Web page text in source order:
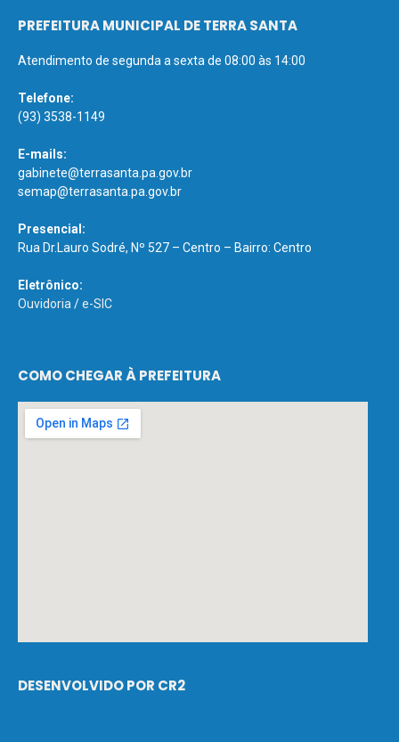
PREFEITURA MUNICIPAL DE TERRA SANTA
Atendimento de segunda a sexta de 08:00 às 14:00
Telefone:
(93) 3538-1149
E-mails:
gabinete@terrasanta.pa.gov.br
semap@terrasanta.pa.gov.br
Presencial:
Rua Dr.Lauro Sodré, Nº 527 – Centro – Bairro: Centro
Eletrônico:
Ouvidoria/e-SIC
COMO CHEGAR À PREFEITURA
DESENVOLVIDO POR CR2